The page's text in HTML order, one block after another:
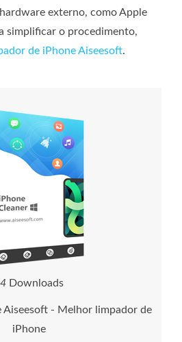
externo, como Apple
simplificar o procedimento,
de iPhone Aiseesoft.
8 Downloads
Aiseesoft - Melhor limpador de
iPhone